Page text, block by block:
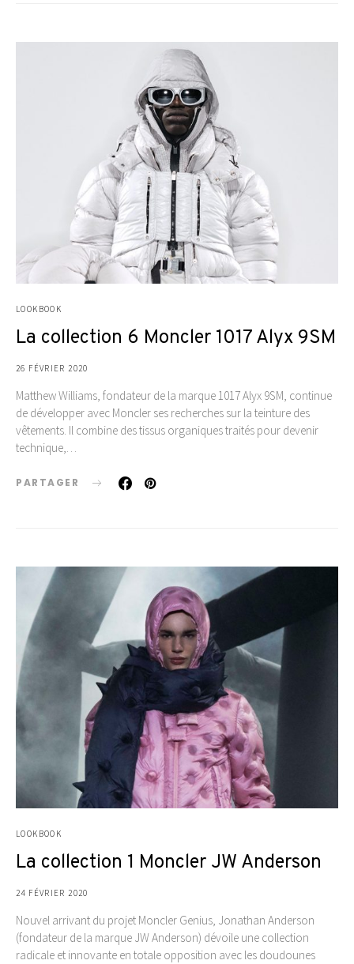
LOOKBOOK
La collection 6 Moncler 1017 Alyx 9SM
26 FÉVRIER 2020
Matthew Williams, fondateur de la marque 1017 Alyx 9SM, continue
de développer avec Moncler ses recherches sur la teinture des
vêtements. Il combine des tissus organiques traités pour devenir
technique,…
PARTAGER
LOOKBOOK
La collection 1 Moncler JW Anderson
24 FÉVRIER 2020
Nouvel arrivant du projet Moncler Genius, Jonathan Anderson
(fondateur de la marque JW Anderson) dévoile une collection
radicale et innovante en totale opposition avec les doudounes